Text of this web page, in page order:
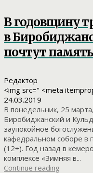
В годовщину
в
почтут
Редактор
<img src=" <meta
24.03.2019
В понедельник, 25
Биробиджанский и
заупокойное
кафедральном соборе в
(12+). Год назад в
комплексе «Зимняя в...
Continue reading